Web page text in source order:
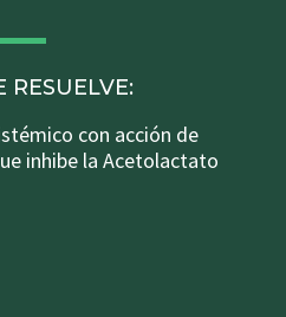
RESUELVE:
con acción de
inhibe la Acetolactato